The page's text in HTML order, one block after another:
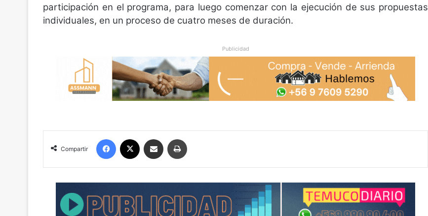
participación en el programa, para luego comenzar con la ejecución de sus propuestas
individuales, en un proceso de cuatro meses de duración.
Publicidad
Compartir